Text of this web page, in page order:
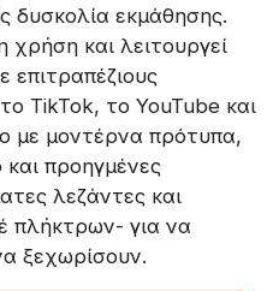
δυσκολία εκμάθησης.
χρήση και λειτουργεί
επιτραπέζιους
TikTok, το YouTube και
με μοντέρνα πρότυπα,
προηγμένες
λεζάντες και
πλήκτρων- για να
ξεχωρίσουν.